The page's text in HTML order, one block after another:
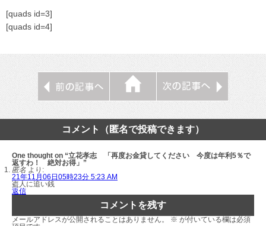
[quads id=3]
[quads id=4]
コメント（匿名で投稿できます）
One thought on “立花孝志 「再度お金貸してください 今度は年利5％で
返すわ！ 絶対お得」”
匿名 より:
21年11月06日05時23分 5:23 AM
盗人に追い銭
返信
コメントを残す
メールアドレスが公開されることはありません。 ※ が付いている欄は必須